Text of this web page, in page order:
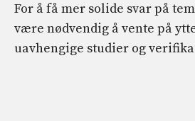
For å få mer solide svar på
være nødvendig å vente på
uavhengige studier og